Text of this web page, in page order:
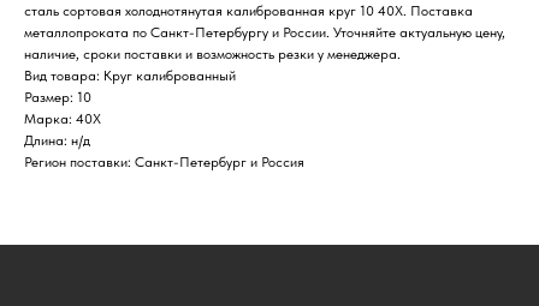
сталь сортовая холоднотянутая калиброванная круг 10 40Х. Поставка
металлопроката по Санкт-Петербургу и России. Уточняйте актуальную цену,
наличие, сроки поставки и возможность резки у менеджера.
Вид товара: Круг калиброванный
Размер: 10
Марка: 40Х
Длина: н/д
Регион поставки: Санкт-Петербург и Россия